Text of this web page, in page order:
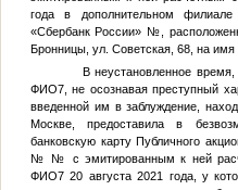
года в дополнительном филиале
«Сбербанк России» №
,
Бронницы, ул. Советская, 68, на имя
В неустановленное
ФИО7, не осознавая преступный
введенной им в заблуждение,
Москве, предоставила в
банковскую карту Публичного
№ № с эмитированным к ней
ФИО720 августа 2021 года, у